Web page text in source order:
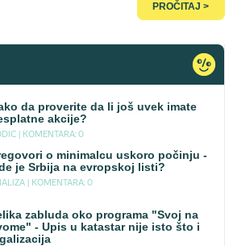
PROČITAJ >
da proverite da li još uvek imate
akcije?
| KOMENTARA: 0
o minimalcu uskoro počinju -
je Srbija na evropskoj listi?
| KOMENTARA: 0
zabluda oko programa "Svoj na
- Upis u katastar nije isto što i